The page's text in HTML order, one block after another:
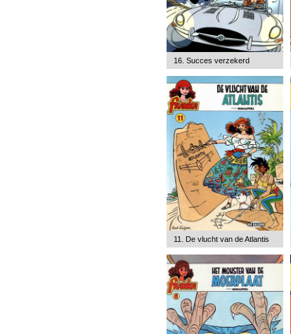
16. Succes verzekerd
11. De vlucht van de Atlantis